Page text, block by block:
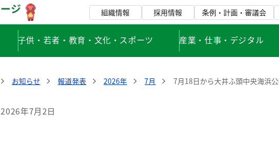
組織情報 採用情報 条例・計画・審議会
子供・若者・教育・文化・スポーツ 産業・仕事・デジタル
お知らせ 報道発表 2026年 7月 7月18日から大井ふ頭中央海浜
2026年7月2日